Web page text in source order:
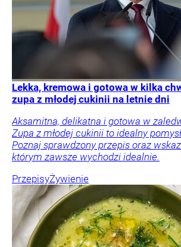
Lekka, kremowa i gotowa w kilka
zupa z młodej cukinii na letnie dni
Aksamitna, delikatna i gotowa w
Zupa z młodej cukinii to idealny
Poznaj sprawdzony przepis oraz
którym zawsze wychodzi idealnie.
PrzepisyŻywienie